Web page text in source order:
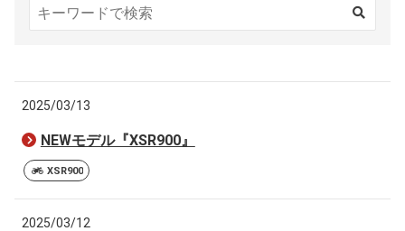
2025/03/13
NEWモデル『XSR900』
XSR900
2025/03/12